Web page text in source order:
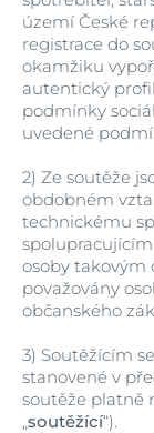
území České
registrace do
okamžiku
autentický
podmínky
uvedené
2) Ze soutěže
obdobném
technickému
osoby takovým
považovány
občanského
3) Soutěžícím
stanovené v
soutěže platně
„soutěžící“).